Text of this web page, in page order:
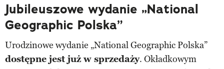
Jubileuszowe wydanie „National
Geographic Polska”
Urodzinowe wydanie „National Geographic Polska”
dostępne jest już w sprzedaży. Okładkowym